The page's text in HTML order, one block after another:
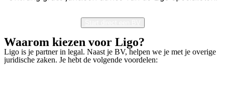
Waarom kiezen voor Ligo?
Ligo is je partner in legal. Naast je BV, helpen we je met je overige
juridische zaken. Je hebt de volgende voordelen: